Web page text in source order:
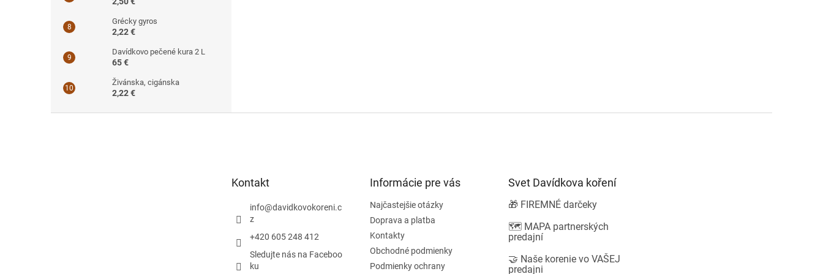
Grécky gyros
2,22 €
Davídkovo pečené kura 2 L
65 €
Živánska, cigánska
2,22 €
Kontakt
info@davidkovokoreni.c
z
+420 605 248 412
Sledujte nás na Faceboo
ku
Informácie pre vás
Najčastejšie otázky
Doprava a platba
Kontakty
Obchodné podmienky
Podmienky ochrany
Svet Davídkova koření
🎁 FIREMNÉ darčeky
🗺️ MAPA partnerských
predajní
🤝 Naše korenie vo VAŠEJ
predajni